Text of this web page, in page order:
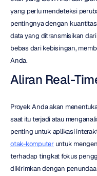
yang perlu mendeteksi
pentingnya dengan
data yang ditransmisikan
bebas dari kebisingan,
Anda.
Aliran Real-
Proyek Anda akan
saat itu terjadi atau
penting untuk aplikasi
otak-komputer untuk
terhadap tingkat fokus
dikirimkan dengan